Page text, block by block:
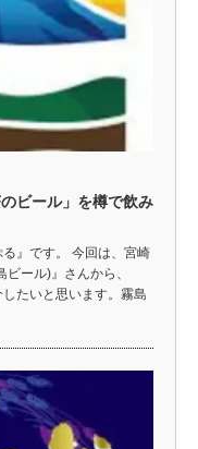
ビール」を樽で飲み
』です。 今回は、宮崎
ール)』さんから、
たいと思います。霧島